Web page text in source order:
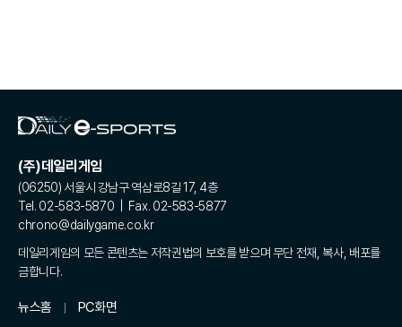
(주)데일리게임
(06250) 서울시 강남구 역삼로8길 17, 4층
Tel. 02-583-5870 | Fax. 02-583-5877
chrono@dailygame.co.kr
데일리게임의 모든 콘텐츠는 저작권법의 보호를 받으며 무단 전재, 복사, 배포를
금합니다.
뉴스홈 PC화면